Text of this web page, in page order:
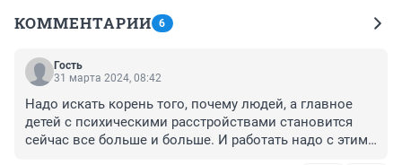
КОММЕНТАРИИ 6
Гость
31 марта 2024, 08:42
Надо искать корень того, почему людей, а главное
детей с психическими расстройствами становится
сейчас все больше и больше. И работать надо с этим